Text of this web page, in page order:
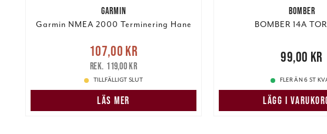
GARMIN
Garmin NMEA 2000 Terminering Hane
Nuvarande pris
Tidigare pris
107,00 kr
119,00 kr
TILLFÄLLIGT SLUT
LÄS MER
BOMBER
BOMBER 14A
99,00 kr99,00 kr
FLER ÄN 6 ST
LÄGG I